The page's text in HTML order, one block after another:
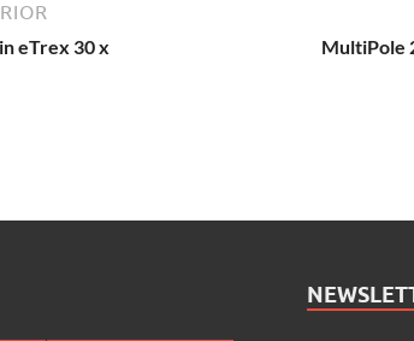
eTrex 30 x
MultiPole